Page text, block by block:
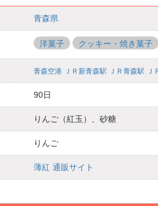
青森県
洋菓子 クッキー・焼き菓子
青森空港 ＪＲ新青森駅 ＪＲ青森駅 Ｊ
90日
りんご（紅玉）、砂糖
りんご
薄紅 通販サイト